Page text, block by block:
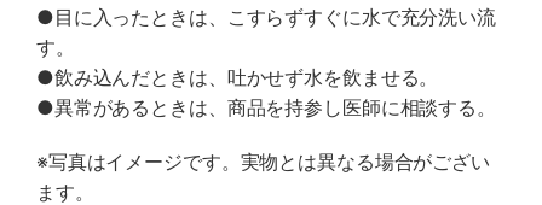
●目に入ったときは、こすらずすぐに水で充分洗い流
す。
●飲み込んだときは、吐かせず水を飲ませる。
●異常があるときは、商品を持参し医師に相談する。
※写真はイメージです。実物とは異なる場合がござい
ます。